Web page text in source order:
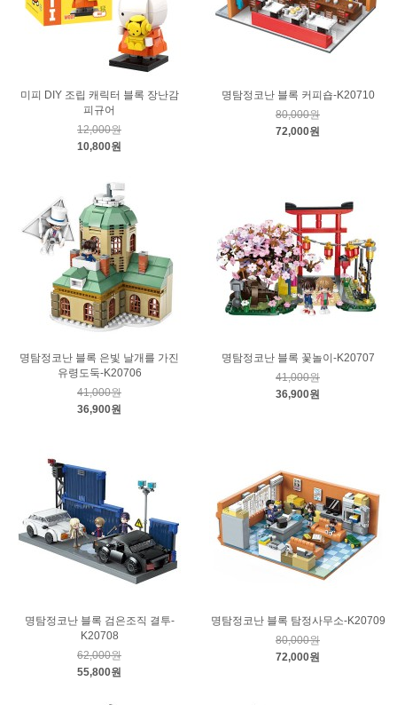
미피 DIY 조립 캐릭터 블록 장난감
피규어
12,000원
10,800원
명탐정코난 블록 커피숍-K20710
80,000원
72,000원
명탐정코난 블록 은빛 날개를 가진
유령도둑-K20706
41,000원
36,900원
명탐정코난 블록 꽃놀이-K20707
41,000원
36,900원
명탐정코난 블록 검은조직 결투-
K20708
62,000원
55,800원
명탐정코난 블록 탐정사무소-K20709
80,000원
72,000원